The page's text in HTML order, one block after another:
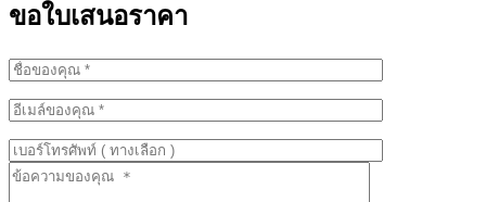
ขอใบเสนอราคา